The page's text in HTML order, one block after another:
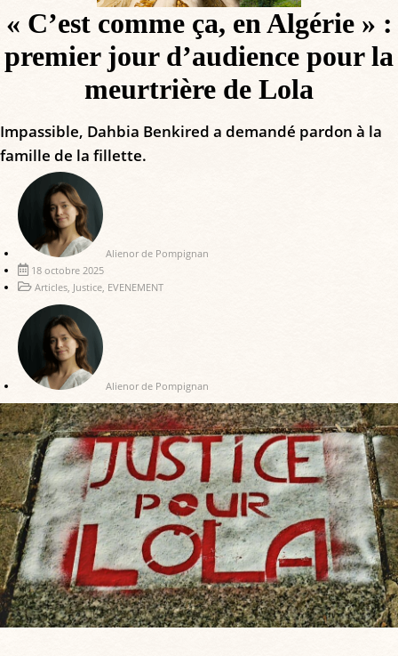
« C’est comme ça, en Algérie » :
premier jour d’audience pour la
meurtrière de Lola
Impassible, Dahbia Benkired a demandé pardon à la
famille de la fillette.
Alienor de Pompignan
18 octobre 2025
Articles, Justice, EVENEMENT
Alienor de Pompignan